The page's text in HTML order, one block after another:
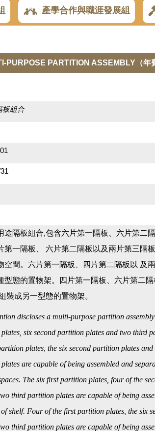
產學合作與職涯發展組
PURPOSE PARTITION ASSEMBLY（年
板組合
途隔板組合,包含六片第一隔板、六片第二
第一隔板、 六片第二隔板以及兩片第三隔
空間。六片第一隔板、四片第二隔板以 及
型態的置物架。四片第一隔板、六片第二
裝成另一型態的置物架。
discloses a multi-purpose partition
six second partition plates and two third
plates, the six second partition plates
are capable of being assembled and
The six first partition plates, four of the
third partition plates are capable of being
of shelf. Four of the first partition plates, the six
third partition plates are capable of being